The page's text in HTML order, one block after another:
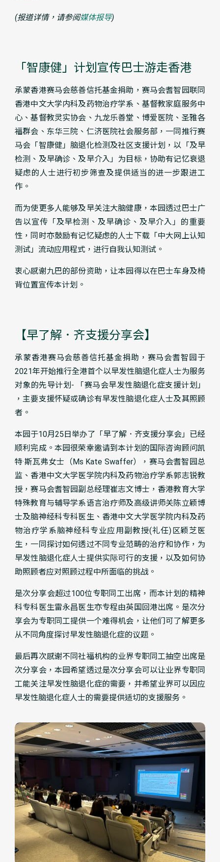
(报道详情，请参阅媒体报导)
「智康健」计划宣传巴士游走香港
承蒙香港赛马会慈善信托基金捐助，赛马会耆智园联同
香港中文大学内科及药物治疗学系、基督教家庭服务中
心、基督教灵实协会、九龙乐善堂、博爱医院、圣雅各
福群会、东华三院、仁济医院社会服务部，一同推行赛
马会「智康健」脑退化检测及社区支援计划，以「及早
检测、及早确诊、及早介入」为目标，协助有记忆衰退
疑虑的人士进行初步筛查及提供适当的进一步跟进工
作。
而为使更多人能够及早关注大脑健康，本园透过巴士广
告以宣传「及早检测、及早确诊、及早介入」的重要
性，同时亦鼓励有记忆疑虑的人士下载「中大网上认知
测试」流动应用程式，进行自我认知测试。
衷心感谢九巴的部份资助，让本园得以在巴士车身及椅
背位置宣传本计划。
【早了解．齐支援分享会】
承蒙香港赛马会慈善信托基金捐助，赛马会耆智园于
2021年开始推行全港首个以早发性脑退化症人士为服务
对象的先导计划- 「赛马会早发性脑退化症支援计划」
，主要支援怀疑或确诊有早发性脑退化症人士及其照顾
者。
本园于10月25日举办了「早了解．齐支援分享会」已经
顺利完成。本园很荣幸邀请到本计划的国际咨询顾问凯
特·斯瓦弗女士（Ms Kate Swaffer），赛马会耆智园总
监、香港中文大学医学院内科及药物治疗学系郭志锐教
授，赛马会耆智园副总经理崔志文博士，香港教育大学
特殊教育与辅导学系语言治疗师及高级讲师关陈立颖博
士及脑神经科专科医生、香港中文大学医学院内科及药
物治疗学系脑神经科专业应用副教授(礼任)区颖芝医
生，一同探讨如何透过不同专业范畴的治疗和协作，为
早发性脑退化症人士提供实际可行的支援，以及如何协
助照顾者应对照顾过程中所面临的挑战。
是次分享会超过100位专职同工出席，而本计划的精神
科专科医生雷永昌医生亦专程由英国回港出席。是次分
享会为专职同工提供一个难得机会，让他们可了解更多
从不同角度探讨早发性脑退化症的议题。
最后再次感谢不同社福机构的业界专职同工抽空出席是
次分享会，本园希望透过是次分享会可以让业界专职同
工能关注早发性脑退化症的需要，并希望业界可以因应
早发性脑退化症人士的需要提供适切的支援服务。